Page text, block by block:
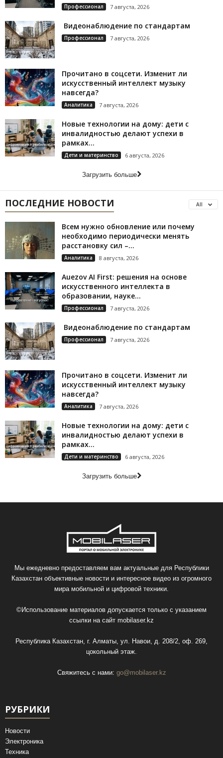
Профессионал 7 августа, 2026
Видеонаблюдение по стандартам
Профессионал 7 августа, 2026
Прочитано в соцсети. Изменит ли
искусственный интеллект музыку
навсегда?
Аналитика 7 августа, 2026
Новые технологии на дому: дети с
инвалидностью делают успехи в
рамках...
Дети и материнство 6 августа, 2026
Загрузить больше
ПОСЛЕДНИЕ НОВОСТИ All
Всем нужно обновление или почему
необходимо периодически менять
расстановку сил –...
Аналитика 8 августа, 2026
Auezov AI First: решения на основе
искусственного интеллекта в
образовании, науке...
Профессионал 7 августа, 2026
Видеонаблюдение по стандартам
Профессионал 7 августа, 2026
Прочитано в соцсети. Изменит ли
искусственный интеллект музыку
навсегда?
Аналитика 7 августа, 2026
Новые технологии на дому: дети с
инвалидностью делают успехи в
рамках...
Дети и материнство 6 августа, 2026
Загрузить больше
Мы ежедневно предоставляем вам актуальные для Республики
Казахстан объективные новости и интересное видео из огромного
мира мобильной и цифровой техники.
©Использование материалов допускается только с указанием
ссылки на сайт mobilaser.kz
Республика Казахстан, г. Алматы, ул. Навои, д. 208/2, оф. 269,
цокольный этаж.
Свяжитесь с нами: go@mobilaser.kz
РУБРИКИ
Новости
Электроника
Техника